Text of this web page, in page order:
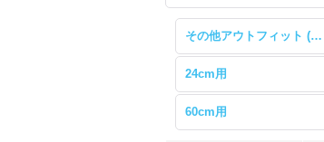
その他アウトフィット (全商品)
24cm用
60cm用